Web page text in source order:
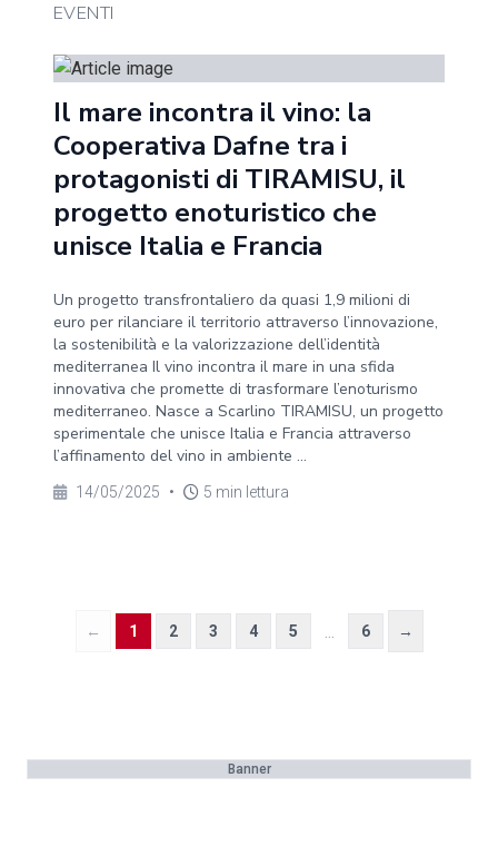
EVENTI
Il mare incontra il vino: la
Cooperativa Dafne tra i
protagonisti di TIRAMISU, il
progetto enoturistico che
unisce Italia e Francia
Un progetto transfrontaliero da quasi 1,9 milioni di
euro per rilanciare il territorio attraverso l’innovazione,
la sostenibilità e la valorizzazione dell’identità
mediterranea Il vino incontra il mare in una sfida
innovativa che promette di trasformare l’enoturismo
mediterraneo. Nasce a Scarlino TIRAMISU, un progetto
sperimentale che unisce Italia e Francia attraverso
l’affinamento del vino in ambiente ...
14/05/2025 • 5 min lettura
← 1 2 3 4 5 6 →
Banner